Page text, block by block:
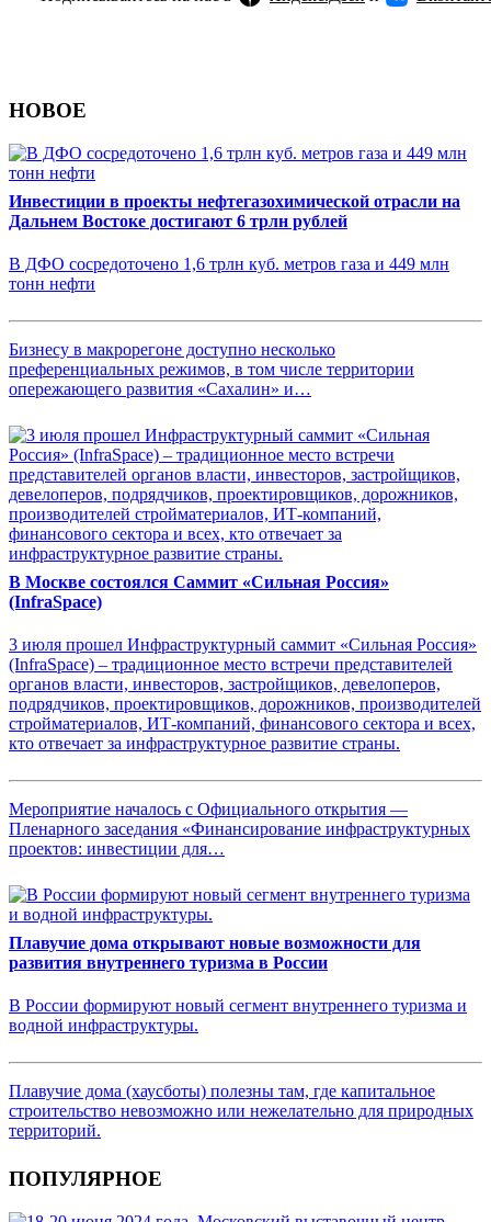
НОВОЕ
Инвестиции в проекты нефтегазохимической отрасли на
Дальнем Востоке достигают 6 трлн рублей
В ДФО сосредоточено 1,6 трлн куб. метров газа и 449 млн
тонн нефти
Бизнесу в макрорегоне доступно несколько
преференциальных режимов, в том числе территории
опережающего развития «Сахалин» и…
В Москве состоялся Саммит «Сильная Россия»
(InfraSpace)
3 июля прошел Инфраструктурный саммит «Сильная Россия»
(InfraSpace) – традиционное место встречи представителей
органов власти, инвесторов, застройщиков, девелоперов,
подрядчиков, проектировщиков, дорожников, производителей
стройматериалов, ИТ-компаний, финансового сектора и всех,
кто отвечает за инфраструктурное развитие страны.
Мероприятие началось с Официального открытия —
Пленарного заседания «Финансирование инфраструктурных
проектов: инвестиции для…
Плавучие дома открывают новые возможности для
развития внутреннего туризма в России
В России формируют новый сегмент внутреннего туризма и
водной инфраструктуры.
Плавучие дома (хаусботы) полезны там, где капитальное
строительство невозможно или нежелательно для природных
территорий.
ПОПУЛЯРНОЕ